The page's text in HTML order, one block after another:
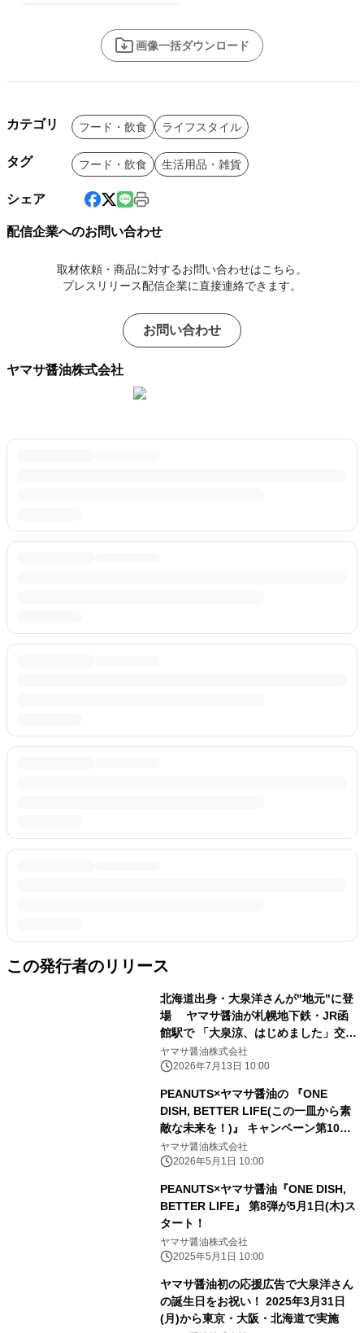
画像一括ダウンロード
カテゴリ フード・飲食 ライフスタイル
タグ フード・飲食 生活用品・雑貨
シェア
配信企業へのお問い合わせ
取材依頼・商品に対するお問い合わせはこちら。
プレスリリース配信企業に直接連絡できます。
お問い合わせ
ヤマサ醤油株式会社
この発行者のリリース
北海道出身・大泉洋さんが"地元"に登
場 ヤマサ醤油が札幌地下鉄・JR函
館駅で 「大泉涼、はじめました」交通
広告を7/13より初展開
ヤマサ醤油株式会社
2026年7月13日 10:00
PEANUTS×ヤマサ醤油の 『ONE
DISH, BETTER LIFE(この一皿から素
敵な未来を！)』 キャンペーン第10
弾 5月1日よりスタート！ 大人気の
数量限定スヌーピーデザインボトルも
ヤマサ醤油株式会社
2026年5月1日 10:00
PEANUTS×ヤマサ醤油『ONE DISH,
BETTER LIFE』 第8弾が5月1日(木)ス
タート！
ヤマサ醤油株式会社
2025年5月1日 10:00
ヤマサ醤油初の応援広告で大泉洋さん
の誕生日をお祝い！ 2025年3月31日
(月)から東京・大阪・北海道で実施